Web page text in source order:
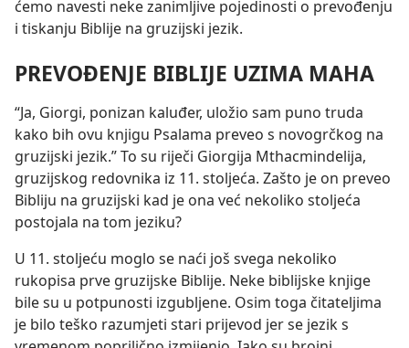
ćemo navesti neke zanimljive pojedinosti o prevođenju
i tiskanju Biblije na gruzijski jezik.
PREVOĐENJE BIBLIJE UZIMA MAHA
“Ja, Giorgi, ponizan kaluđer, uložio sam puno truda
kako bih ovu knjigu Psalama preveo s novogrčkog na
gruzijski jezik.” To su riječi Giorgija Mthacmindelija,
gruzijskog redovnika iz 11. stoljeća. Zašto je on preveo
Bibliju na gruzijski kad je ona već nekoliko stoljeća
postojala na tom jeziku?
U 11. stoljeću moglo se naći još svega nekoliko
rukopisa prve gruzijske Biblije. Neke biblijske knjige
bile su u potpunosti izgubljene. Osim toga čitateljima
je bilo teško razumjeti stari prijevod jer se jezik s